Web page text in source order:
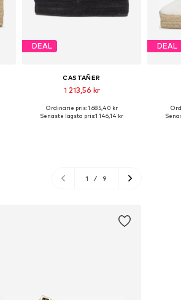
DEAL
CASTAÑER
1 213,56 kr
Ordinarie pris: 1 685,40 kr
Senaste lägsta pris:1 146,14 kr
DEAL
1 / 9